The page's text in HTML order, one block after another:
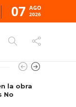
07 AGO
2026
la obra
No